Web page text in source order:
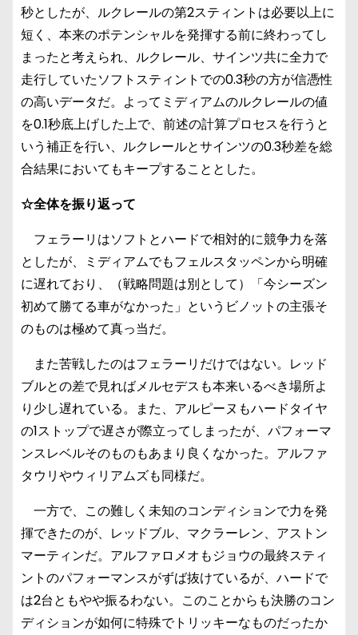
秒としたが、ルクレールの第2スティントは必要以上に
短く、本来のポテンシャルを発揮する前に終わってし
まったと考えられ、ルクレール、サインツ共に全力で
走行していたソフトスティントでの0.3秒の方が信憑性
の高いデータだ。よってミディアムのルクレールの値
を0.1秒底上げした上で、前述の計算プロセスを行うと
いう補正を行い、ルクレールとサインツの0.3秒差を総
合結果においてもキープすることとした。
☆全体を振り返って
フェラーリはソフトとハードで相対的に競争力を落
としたが、ミディアムでもフェルスタッペンから明確
に遅れており、（戦略問題は別として）「今シーズン
初めて勝てる車がなかった」というビノットの主張そ
のものは極めて真っ当だ。
また苦戦したのはフェラーリだけではない。レッド
ブルとの差で見ればメルセデスも本来いるべき場所よ
り少し遅れている。また、アルピーヌもハードタイヤ
の1ストップで遅さが際立ってしまったが、パフォーマ
ンスレベルそのものもあまり良くなかった。アルファ
タウリやウィリアムズも同様だ。
一方で、この難しく未知のコンディションで力を発
揮できたのが、レッドブル、マクラーレン、アストン
マーティンだ。アルファロメオもジョウの最終スティ
ントのパフォーマンスがずば抜けているが、ハードで
は2台ともやや振るわない。このことからも決勝のコン
ディションが如何に特殊でトリッキーなものだったか